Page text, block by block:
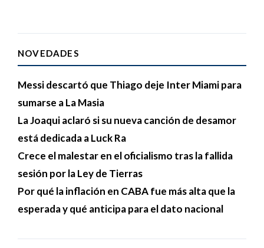
NOVEDADES
Messi descartó que Thiago deje Inter Miami para
sumarse a La Masia
La Joaqui aclaró si su nueva canción de desamor
está dedicada a Luck Ra
Crece el malestar en el oficialismo tras la fallida
sesión por la Ley de Tierras
Por qué la inflación en CABA fue más alta que la
esperada y qué anticipa para el dato nacional